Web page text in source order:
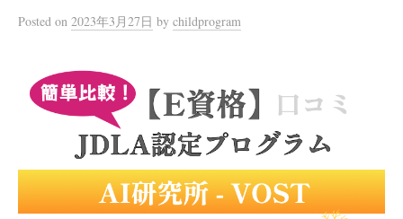
Posted on 2023年3月27日 by childprogram